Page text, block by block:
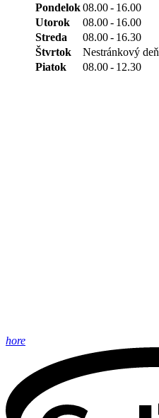
Pondelok08.00- 16.00
Utorok
08.00- 16.00
Streda
08.00- 16.30
Štvrtok
Nestránkový deň
Piatok
08.00- 12.30
hore